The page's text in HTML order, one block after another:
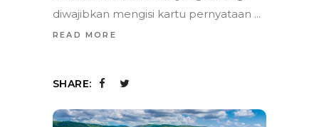
diwajibkan mengisi kartu pernyataan
READ MORE
SHARE: